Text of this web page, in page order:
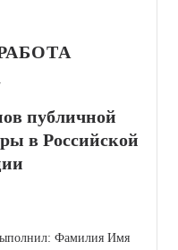
публичной
в Российской
Фамилия Имя